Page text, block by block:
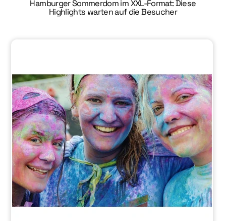
Hamburger Sommerdom im XXL-Format: Diese
Highlights warten auf die Besucher